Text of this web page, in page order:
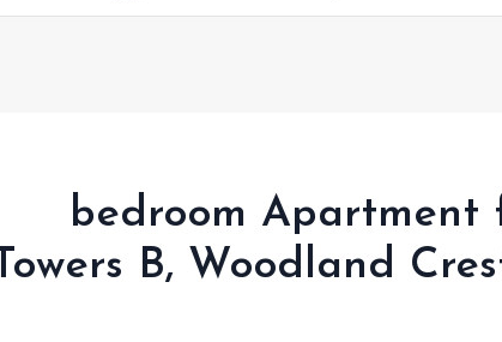
1 bedroom
Towers B, Woodland